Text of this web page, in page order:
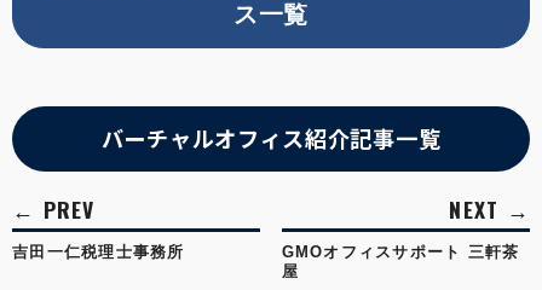
ス一覧
バーチャルオフィス紹介記事一覧
吉田一仁税理士事務所
GMOオフィスサポート 三軒茶
屋